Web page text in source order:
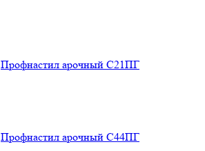
Профнастил арочный С21ПГ
Профнастил арочный С44ПГ